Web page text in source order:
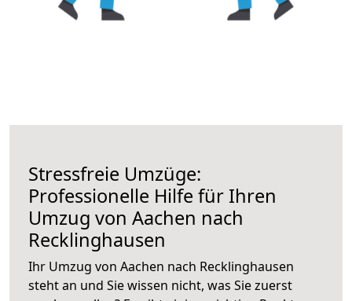
Stressfreie Umzüge:
Professionelle Hilfe für Ihren
Umzug von Aachen nach
Recklinghausen
Ihr Umzug von Aachen nach Recklinghausen
steht an und Sie wissen nicht, was Sie zuerst